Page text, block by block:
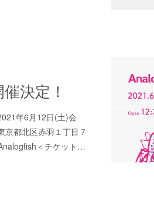
決定！
年6月12日(土)会
都北区赤羽１丁目７
＜チケット…